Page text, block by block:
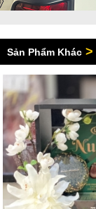
Sản Phẩm Khác >